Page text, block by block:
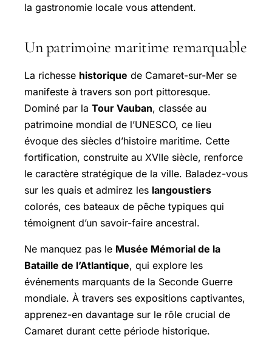
la gastronomie locale vous attendent.
Un patrimoine maritime remarquable
La richesse historique de Camaret-sur-Mer se
manifeste à travers son port pittoresque.
Dominé par la Tour Vauban, classée au
patrimoine mondial de l’UNESCO, ce lieu
évoque des siècles d’histoire maritime. Cette
fortification, construite au XVIIe siècle, renforce
le caractère stratégique de la ville. Baladez-vous
sur les quais et admirez les langoustiers
colorés, ces bateaux de pêche typiques qui
témoignent d’un savoir-faire ancestral.
Ne manquez pas le Musée Mémorial de la
Bataille de l’Atlantique, qui explore les
événements marquants de la Seconde Guerre
mondiale. À travers ses expositions captivantes,
apprenez-en davantage sur le rôle crucial de
Camaret durant cette période historique.